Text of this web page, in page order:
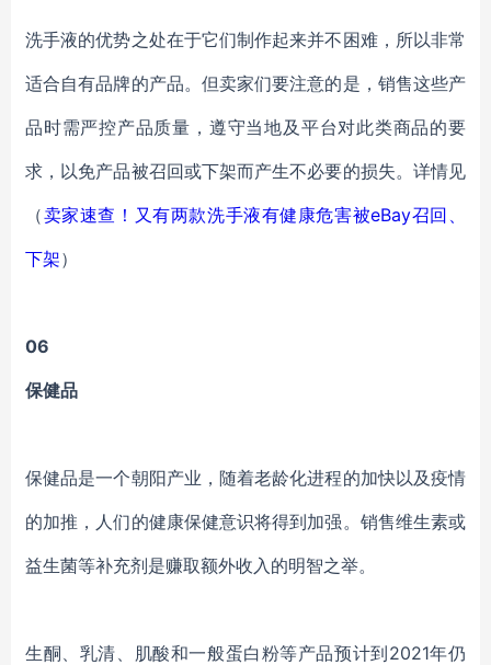
洗手液的优势之处在于它们制作起来并不困难，所以非常
适合自有品牌的产品。但卖家们要注意的是，销售这些产
品时需严控产品质量，遵守当地及平台对此类商品的要
求，以免产品被召回或下架而产生不必要的损失。详情见
（卖家速查！又有两款洗手液有健康危害被eBay召回、
下架）
06
保健品
保健品是一个朝阳产业，随着老龄化进程的加快以及疫情
的加推，人们的健康保健意识将得到加强。销售维生素或
益生菌等补充剂是赚取额外收入的明智之举。
生酮、乳清、肌酸和一般蛋白粉等产品预计到2021年仍